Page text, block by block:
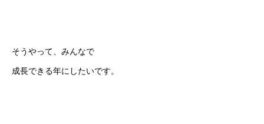
そうやって、みんなで
成長できる年にしたいです。